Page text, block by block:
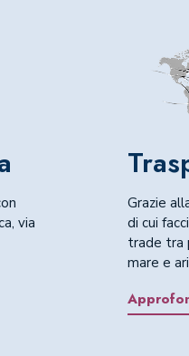
via
Grazie
di cui
trade tra
mare e